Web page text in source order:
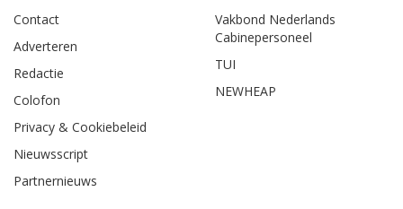
Contact
Adverteren
Redactie
Colofon
Privacy & Cookiebeleid
Nieuwsscript
Partnernieuws
Vakbond Nederlands
Cabinepersoneel
TUI
NEWHEAP